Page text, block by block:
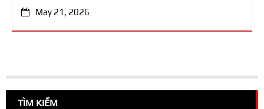
May 21, 2026
TÌM KIẾM